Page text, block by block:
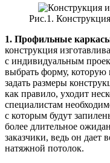
Рис.1.
1. Профильные
конструкция
с индивидуальным
выбрать форму, которую
задать размеры
как правило, уходит
специалистам
с которым будут
более длительное
заказчики, ведь он дает
натяжной потолок.